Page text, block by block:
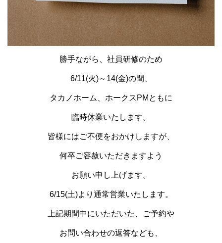
勝手ながら、社員研修のため
6/11(火)～14(金)の間、
タカノホーム、ホークスPMともに
臨時休業いたします。
皆様にはご不便をおかけしますが、
何卒ご容赦いただきますよう
お願い申し上げます。
6/15(土)より通常営業いたします。
上記期間中にいただいた、ご予約や
お問い合わせの返答なども、